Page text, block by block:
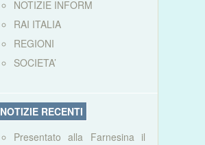
NOTIZIE INFORM
RAI ITALIA
REGIONI
SOCIETA’
NOTIZIE RECENTI
Presentato alla Farnesina il